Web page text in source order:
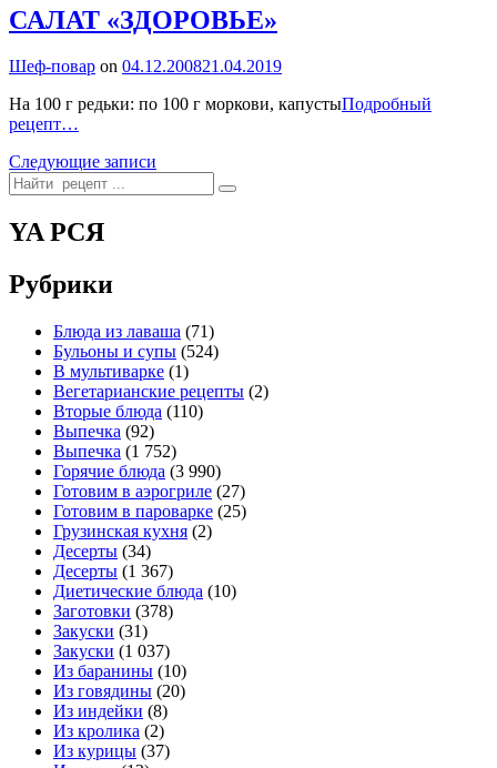
САЛАТ «ЗДОРОВЬЕ»
By
Шеф-повар on 04.12.200821.04.2019
На 100 г редьки: по 100 г моркови, капустыПодробный
рецепт…
Навигация
по
записям
Следующие записи
Search
for:
YA РСЯ
Рубрики
Блюда из лаваша (71)
Бульоны и супы (524)
В мультиварке (1)
Вегетарианские рецепты (2)
Вторые блюда (110)
Выпечка (92)
Выпечка (1 752)
Горячие блюда (3 990)
Готовим в аэрогриле (27)
Готовим в пароварке (25)
Грузинская кухня (2)
Десерты (34)
Десерты (1 367)
Диетические блюда (10)
Заготовки (378)
Закуски (31)
Закуски (1 037)
Из баранины (10)
Из говядины (20)
Из индейки (8)
Из кролика (2)
Из курицы (37)